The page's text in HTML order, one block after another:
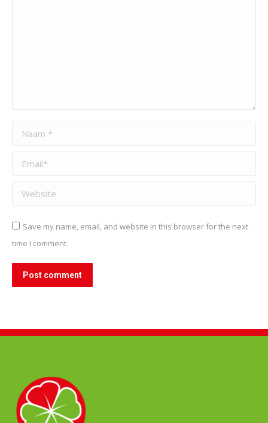
Naam *
Email *
Website
Save my name, email, and website in this browser for the next
time I comment.
Post comment